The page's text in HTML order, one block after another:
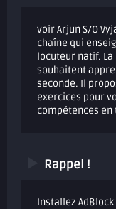
voir Arjun S/O
chaîne qui
locuteur natif.
souhaitent
seconde. Il
exercices pour
compétences
Rappel !
Installez